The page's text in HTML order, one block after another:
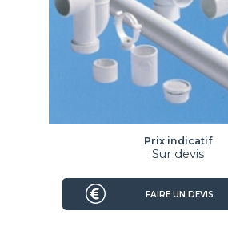
Prix indicatif
Sur devis
FAIRE UN DEVIS